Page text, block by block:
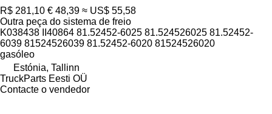
R$ 281,10 € 48,39 ≈ US$ 55,58
Outra peça do sistema de freio
K038438 II40864 81.52452-6025 81.524526025 81.52452-
6039 81524526039 81.52452-6020 81524526020
gasóleo
Estónia, Tallinn
TruckParts Eesti OÜ
Contacte o vendedor